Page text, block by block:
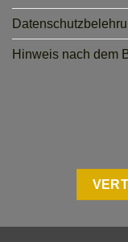
Hinweis nach dem